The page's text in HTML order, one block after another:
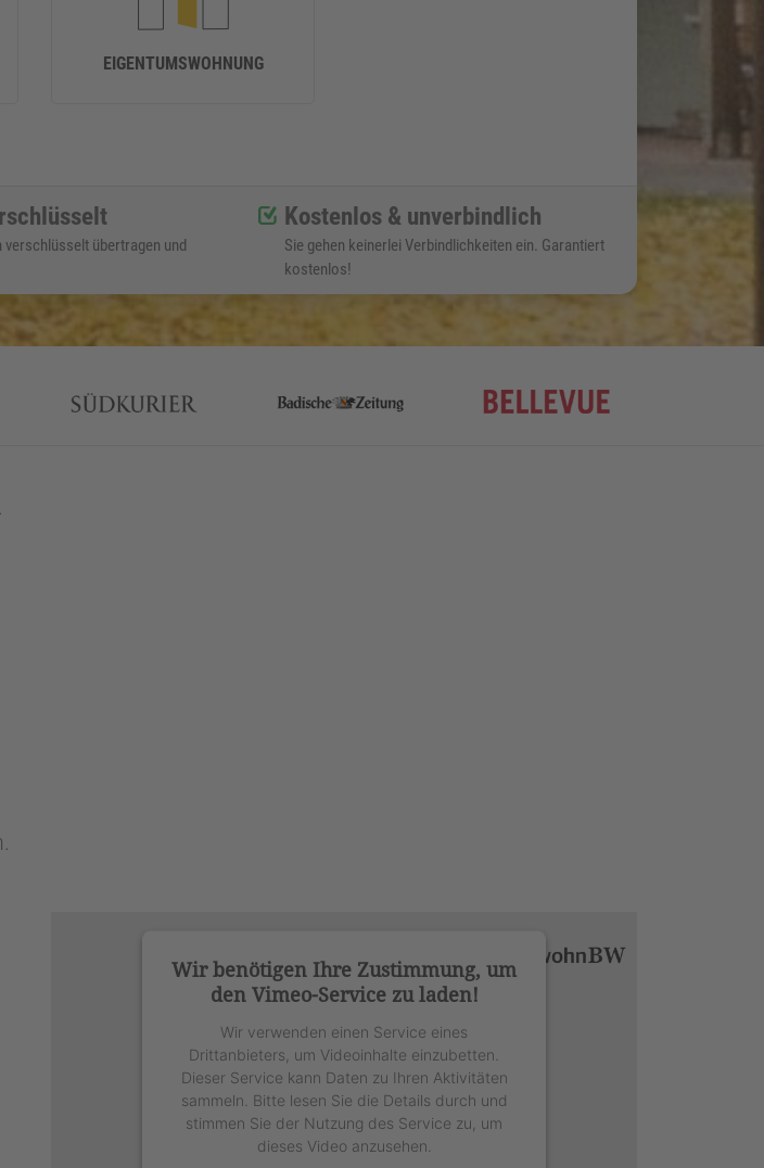
EIGENTUMSWOHNUNG
verschlüsselt übertragen und
Kostenlos & unverbindlich
Sie gehen keinerlei Verbindlichkeiten ein. Garantiert
kostenlos!
Wir benötigen Ihre Zustimmung, um
den Vimeo-Service zu laden!
Wir verwenden einen Service eines
Drittanbieters, um Videoinhalte einzubetten.
Dieser Service kann Daten zu Ihren Aktivitäten
sammeln. Bitte lesen Sie die Details durch und
stimmen Sie der Nutzung des Service zu, um
dieses Video anzusehen.